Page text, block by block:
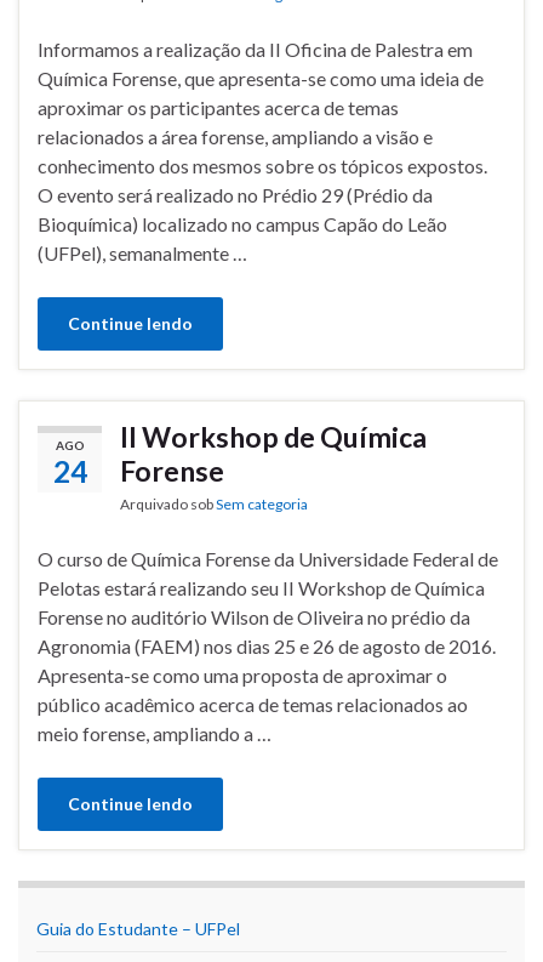
Informamos a realização da II Oficina de Palestra em
Química Forense, que apresenta-se como uma ideia de
aproximar os participantes acerca de temas
relacionados a área forense, ampliando a visão e
conhecimento dos mesmos sobre os tópicos expostos.
O evento será realizado no Prédio 29 (Prédio da
Bioquímica) localizado no campus Capão do Leão
(UFPel), semanalmente …
Continue lendo
AGO
24
II Workshop de Química
Forense
Arquivado sobSem categoria
O curso de Química Forense da Universidade Federal de
Pelotas estará realizando seu II Workshop de Química
Forense no auditório Wilson de Oliveira no prédio da
Agronomia (FAEM) nos dias 25 e 26 de agosto de 2016.
Apresenta-se como uma proposta de aproximar o
público acadêmico acerca de temas relacionados ao
meio forense, ampliando a …
Continue lendo
Guia do Estudante – UFPel